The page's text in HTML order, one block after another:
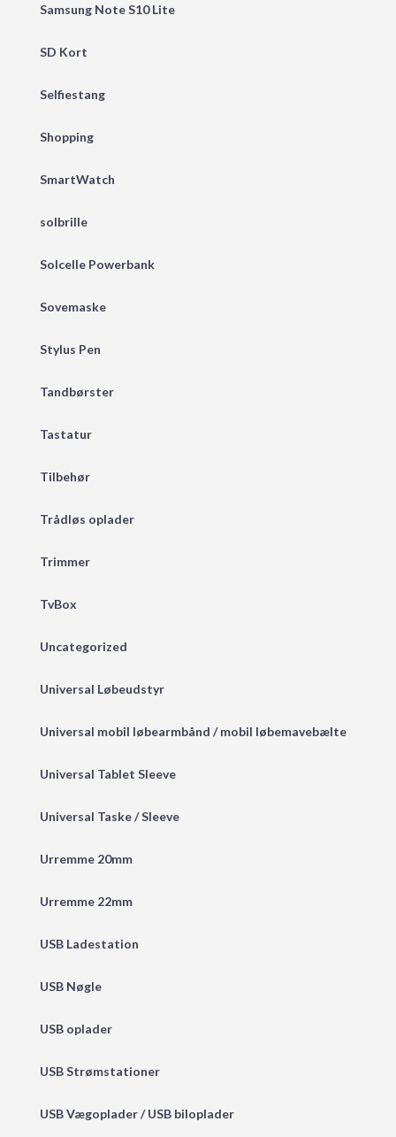
Samsung Note S10 Lite
SD Kort
Selfiestang
Shopping
SmartWatch
solbrille
Solcelle Powerbank
Sovemaske
Stylus Pen
Tandbørster
Tastatur
Tilbehør
Trådløs oplader
Trimmer
TvBox
Uncategorized
Universal Løbeudstyr
Universal mobil løbearmbånd / mobil løbemavebælte
Universal Tablet Sleeve
Universal Taske / Sleeve
Urremme 20mm
Urremme 22mm
USB Ladestation
USB Nøgle
USB oplader
USB Strømstationer
USB Vægoplader / USB biloplader